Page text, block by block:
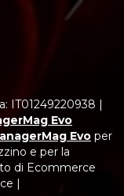
IT01249220938 |
Evo
Evo per
e per la
di Ecommerce
|